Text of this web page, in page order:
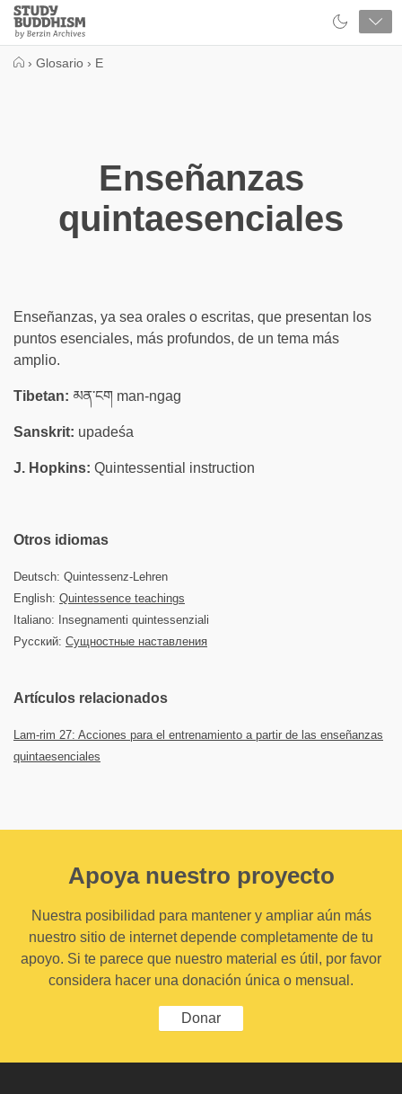
Close
Study
Buddhism
› Glosario › E
Enseñanzas
quintaesenciales
Enseñanzas, ya sea orales o escritas, que presentan los
puntos esenciales, más profundos, de un tema más
amplio.
Tibetan: མན་ངག man-ngag
Sanskrit: upadeśa
J. Hopkins: Quintessential instruction
Otros idiomas
Deutsch: Quintessenz-Lehren
English: Quintessence teachings
Italiano: Insegnamenti quintessenziali
Русский: Сущностные наставления
Artículos relacionados
Lam-rim 27: Acciones para el entrenamiento a partir de las enseñanzas
quintaesenciales
Apoya nuestro proyecto
Nuestra posibilidad para mantener y ampliar aún más
nuestro sitio de internet depende completamente de tu
apoyo. Si te parece que nuestro material es útil, por favor
considera hacer una donación única o mensual.
Donar